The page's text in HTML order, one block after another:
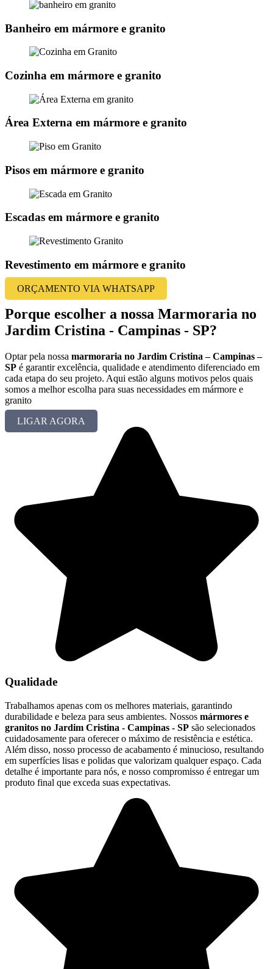
Banheiro em mármore e granito
Cozinha em mármore e granito
Área Externa em mármore e granito
Pisos em mármore e granito
Escadas em mármore e granito
Revestimento em mármore e granito
ORÇAMENTO VIA WHATSAPP
Porque escolher a nossa Marmoraria no
Jardim Cristina - Campinas - SP?
Optar pela nossa marmoraria no Jardim Cristina – Campinas –
SP é garantir excelência, qualidade e atendimento diferenciado em
cada etapa do seu projeto. Aqui estão alguns motivos pelos quais
somos a melhor escolha para suas necessidades em mármore e
granito
LIGAR AGORA
Qualidade
Trabalhamos apenas com os melhores materiais, garantindo
durabilidade e beleza para seus ambientes. Nossos mármores e
granitos no Jardim Cristina - Campinas - SP são selecionados
cuidadosamente para oferecer o máximo de resistência e estética.
Além disso, nosso processo de acabamento é minucioso, resultando
em superfícies lisas e polidas que valorizam qualquer espaço. Cada
detalhe é importante para nós, e nosso compromisso é entregar um
produto final que exceda suas expectativas.